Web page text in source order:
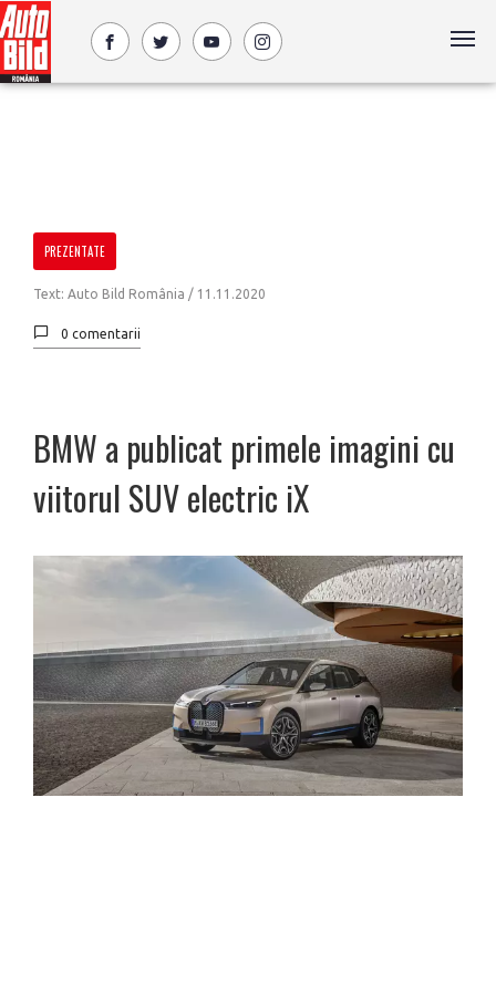
PREZENTATE
Text: Auto Bild România / 11.11.2020
0 comentarii
BMW a publicat primele imagini cu
viitorul SUV electric iX